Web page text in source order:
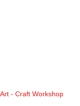
Art - Craft Workshop